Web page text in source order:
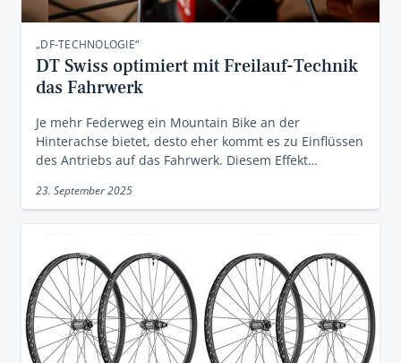
„DF-TECHNOLOGIE“
DT Swiss optimiert mit Freilauf-Technik
das Fahrwerk
Je mehr Federweg ein Mountain Bike an der
Hinterachse bietet, desto eher kommt es zu Einflüssen
des Antriebs auf das Fahrwerk. Diesem Effekt…
23. September 2025